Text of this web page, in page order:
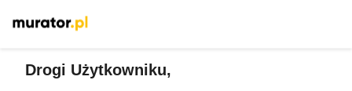
Drogi Użytkowniku,